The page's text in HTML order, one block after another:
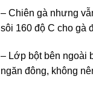
– Chiên gà nhưng
sôi 160 độ C cho gà
– Lớp bột bên ngoài
ngăn đông, không